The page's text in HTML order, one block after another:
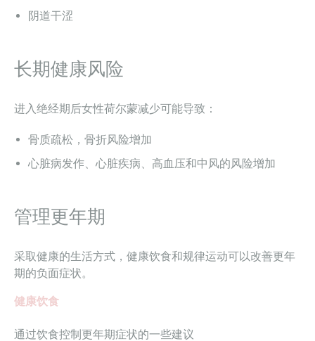
阴道干涩
长期健康风险
进入绝经期后女性荷尔蒙减少可能导致：
骨质疏松，骨折风险增加
心脏病发作、心脏疾病、高血压和中风的风险增加
管理更年期
采取健康的生活方式，健康饮食和规律运动可以改善更年
期的负面症状。
健康饮食
通过饮食控制更年期症状的一些建议